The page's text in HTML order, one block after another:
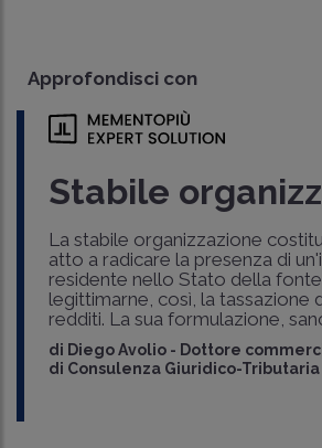
Approfondisci con
Stabile
La stabile organizzazione
atto a radicare la presenza di
residente nello Stato della
legittimarne, così, la tassazione
redditi. La sua formulazione,
di Diego Avolio - Dottore
di Consulenza Giuridico-Tributaria